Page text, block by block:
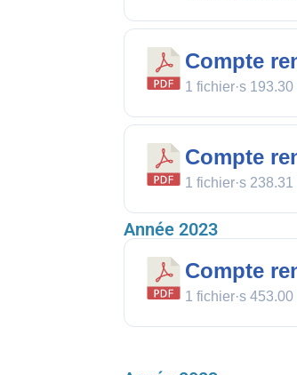
Compte
1 fichier·s 193.30
Compte
1 fichier·s 238.31
Année 2023
Compte
1 fichier·s 453.00